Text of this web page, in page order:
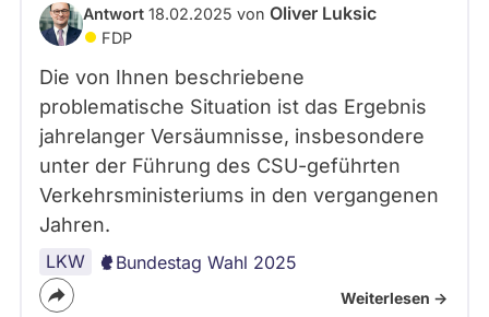
Antwort 18.02.2025 von Oliver Luksic
FDP
Die von Ihnen beschriebene
problematische Situation ist das Ergebnis
jahrelanger Versäumnisse, insbesondere
unter der Führung des CSU-geführten
Verkehrsministeriums in den vergangenen
Jahren.
LKW Bundestag Wahl 2025
Weiterlesen ->